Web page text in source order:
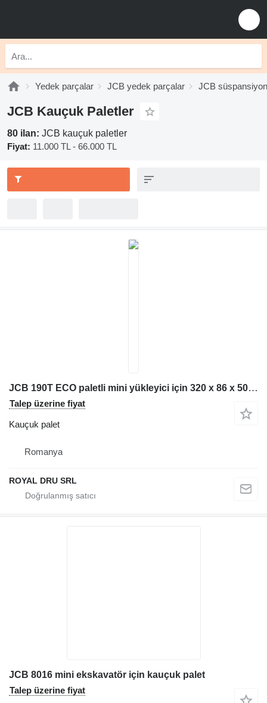
Yedek parçalar JCB yedek parçalar JCB süspansiyon
JCB Kauçuk Paletler
80 ilan: JCB kauçuk paletler
Fiyat: 11.000 TL - 66.000 TL
JCB 190T ECO paletli mini yükleyici için 320 x 86 x 50 kauçuk palet
Talep üzerine fiyat
Kauçuk palet
Romanya
ROYAL DRU SRL
JCB 8016 mini ekskavatör için kauçuk palet
Talep üzerine fiyat